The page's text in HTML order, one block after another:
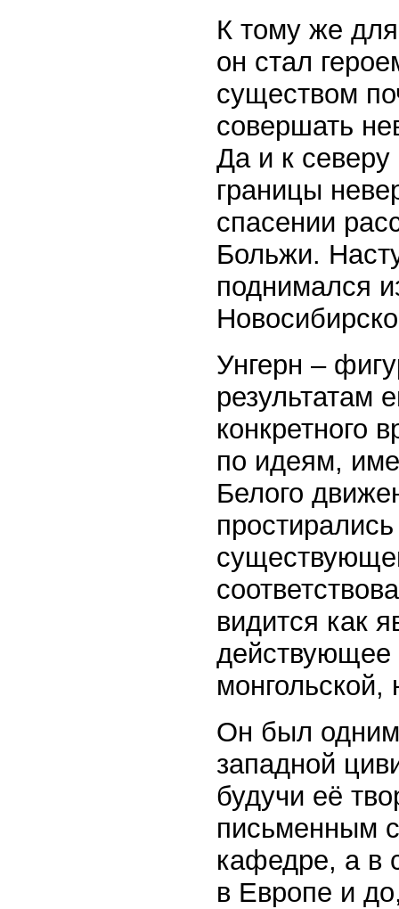
К тому же
он стал
существом
совершать
Да и к северу
границы
спасении
Больжи.
поднимался
Унгерн –
результатам
конкретного
по идеям,
Белого
видится как
действующее
Он был одним
западной
будучи её
письменным
кафедре, а в
в Европе и